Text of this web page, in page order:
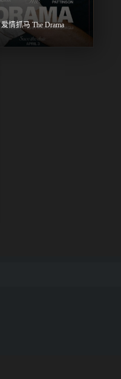
爱情抓马 The Drama